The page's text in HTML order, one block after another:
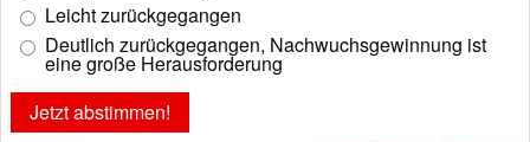
Leicht zurückgegangen
Deutlich zurückgegangen, Nachwuchsgewinnung ist
eine große Herausforderung